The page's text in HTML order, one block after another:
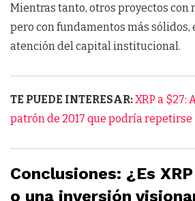
Mientras tanto, otros proyectos con
pero con fundamentos más sólidos,
atención del capital institucional.
TE PUEDE INTERESAR:XRP a $27:
patrón de 2017 que podría repetirse
Conclusiones: ¿Es
o una inversión